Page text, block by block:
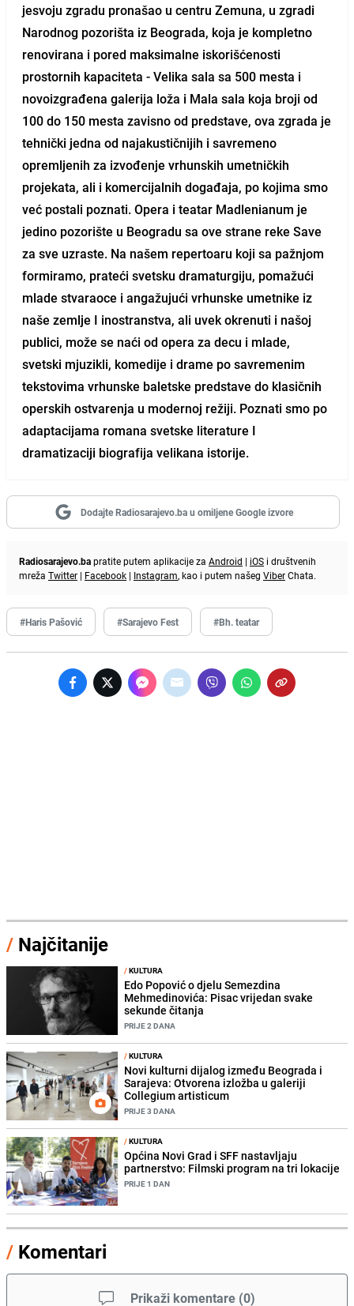
jesvoju zgradu pronašao u centru Zemuna, u zgradi
Narodnog pozorišta iz Beograda, koja je kompletno
renovirana i pored maksimalne iskorišćenosti
prostornih kapaciteta - Velika sala sa 500 mesta i
novoizgrađena galerija loža i Mala sala koja broji od
100 do 150 mesta zavisno od predstave, ova zgrada je
tehnički jedna od najakustičnijih i savremeno
opremljenih za izvođenje vrhunskih umetničkih
projekata, ali i komercijalnih događaja, po kojima smo
već postali poznati. Opera i teatar Madlenianum je
jedino pozorište u Beogradu sa ove strane reke Save
za sve uzraste. Na našem repertoaru koji sa pažnjom
formiramo, prateći svetsku dramaturgiju, pomažući
mlade stvaraoce i angažujući vrhunske umetnike iz
naše zemlje I inostranstva, ali uvek okrenuti i našoj
publici, može se naći od opera za decu i mlade,
svetski mjuzikli, komedije i drame po savremenim
tekstovima vrhunske baletske predstave do klasičnih
operskih ostvarenja u modernoj režiji. Poznati smo po
adaptacijama romana svetske literature I
dramatizaciji biografija velikana istorije.
Dodajte Radiosarajevo.ba u omiljene Google izvore
Radiosarajevo.bapratite putem aplikacije za Android | iOS i društvenih
mreža Twitter | Facebook | Instagram, kao i putem našeg ViberChata.
#Haris Pašović #Sarajevo Fest #Bh. teatar
/ Najčitanije
/KULTURA
Edo Popović o djelu Semezdina
Mehmedinovića: Pisac vrijedan svake
sekunde čitanja
PRIJE 2 DANA
/KULTURA
Novi kulturni dijalog između Beograda i
Sarajeva: Otvorena izložba u galeriji
Collegium artisticum
PRIJE 3 DANA
/KULTURA
Općina Novi Grad i SFF nastavljaju
partnerstvo: Filmski program na tri lokacije
PRIJE 1 DAN
/ Komentari
Prikaži komentare (0)